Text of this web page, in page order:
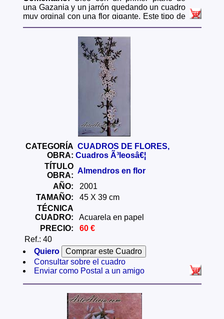
una Gazania y un jarrón quedando un cuadro
muy orginal con una flor gigante. Este tipo de
cuadros con flores grandes están muy de
CATEGORÍA
OBRA:
CUADROS DE FLORES,
Cuadros Ã³leosâ€¦
TÍTULO
OBRA:
Almendros en flor
AÑO:
2001
TAMAÑO:
45 X 39 cm
TÉCNICA
CUADRO:
Acuarela en papel
PRECIO:
60 €
Ref.: 40
Quiero
Consultar sobre el cuadro
Enviar como Postal a un amigo